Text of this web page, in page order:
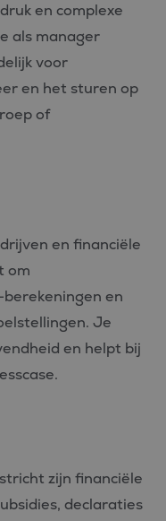
en complexe
als manager
voor
en het sturen op
of
en financiële
om
en
Je
en helpt bij
zijn financiële
declaraties